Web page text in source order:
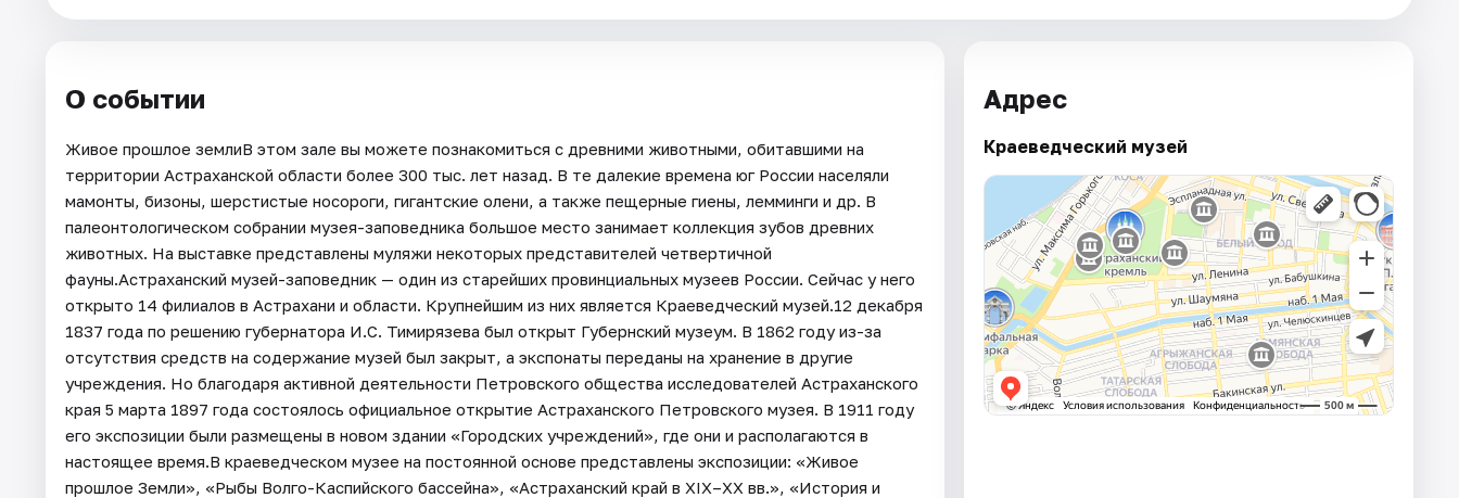
О событии
Живое прошлое землиВ этом зале вы можете познакомиться с древними животными, обитавшими на
территории Астраханской области более 300 тыс. лет назад. В те далекие времена юг России населяли
мамонты, бизоны, шерстистые носороги, гигантские олени, а также пещерные гиены, лемминги и др. В
палеонтологическом собрании музея-заповедника большое место занимает коллекция зубов древних
животных. На выставке представлены муляжи некоторых представителей четвертичной
фауны.Астраханский музей-заповедник — один из старейших провинциальных музеев России. Сейчас у него
открыто 14 филиалов в Астрахани и области. Крупнейшим из них является Краеведческий музей.12 декабря
1837 года по решению губернатора И.С. Тимирязева был открыт Губернский музеум. В 1862 году из-за
отсутствия средств на содержание музей был закрыт, а экспонаты переданы на хранение в другие
учреждения. Но благодаря активной деятельности Петровского общества исследователей Астраханского
края 5 марта 1897 года состоялось официальное открытие Астраханского Петровского музея. В 1911 году
его экспозиции были размещены в новом здании «Городских учреждений», где они и располагаются в
настоящее время.В краеведческом музее на постоянной основе представлены экспозиции: «Живое
прошлое Земли», «Рыбы Волго-Каспийского бассейна», «Астраханский край в XIX–XX вв.», «История и
Адрес
Краеведческий музей